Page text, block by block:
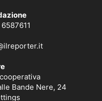
Bande Nere, 24